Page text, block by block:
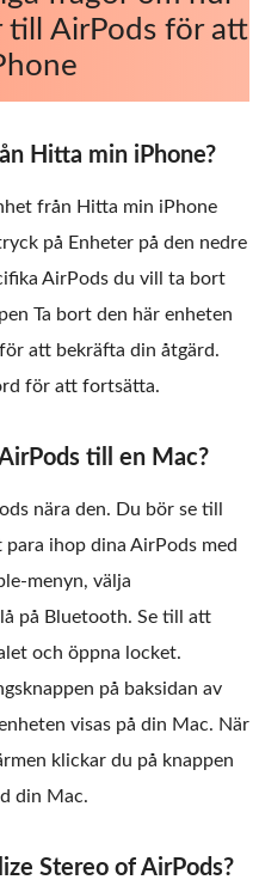
till AirPods för att
Hitta min iPhone?
från Hitta min iPhone
på Enheter på den nedre
AirPods du vill ta bort
Ta bort den här enheten
att bekräfta din åtgärd.
för att fortsätta.
till en Mac?
nära den. Du bör se till
ihop dina AirPods med
menyn, välja
på Bluetooth. Se till att
och öppna locket.
på baksidan av
visas på din Mac. När
klickar du på knappen
din Mac.
Stereo of AirPods?